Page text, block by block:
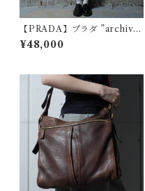
【PRADA】プラダ ”archiv
e"比翼仕立てナイロンステン
カラーコート black
¥48,000